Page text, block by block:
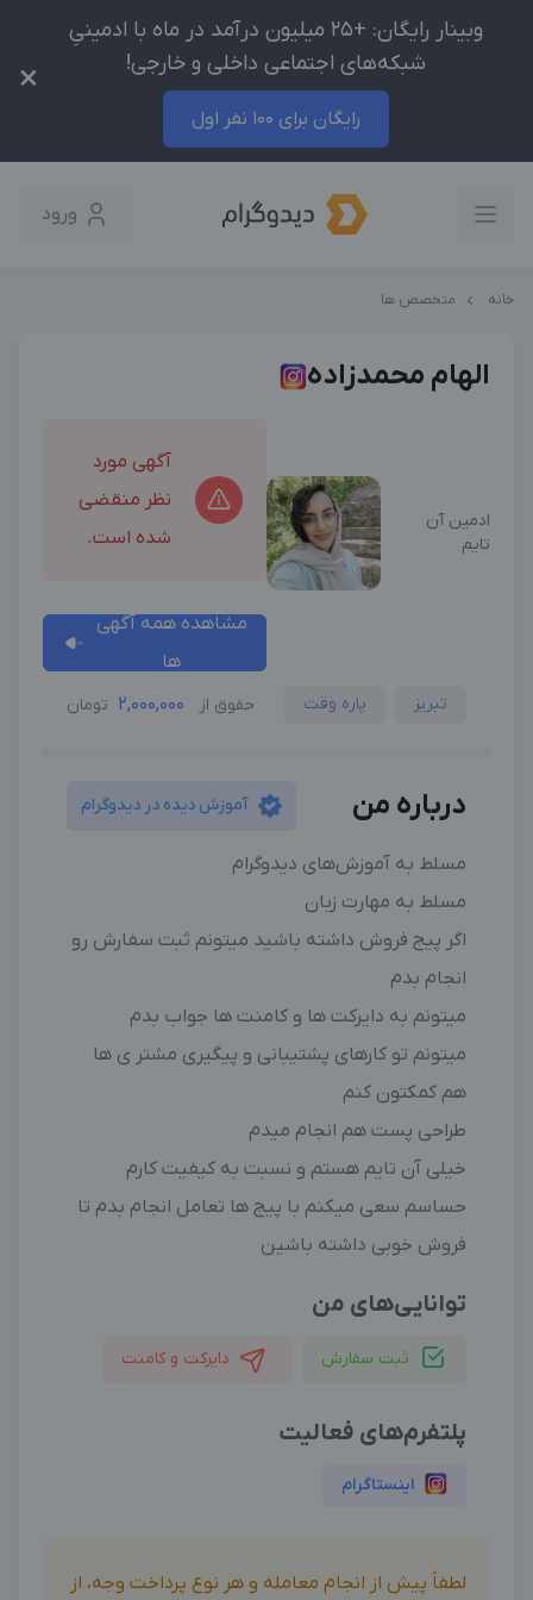
وبینار رایگان: +25 میلیون درآمد در ماه با ادمینیِ
شبکه‌های اجتماعی داخلی و خارجی!
رایگان برای 100 نفر اول
×
ورود
خانه متخصص ها
الهام محمدزاده
ادمین آن
تایم
آگهی مورد
نظر منقضی
شده است.
مشاهده همه آگهی
ها
تبریز پاره وقت حقوق از 2,000,000 تومان
درباره من آموزش دیده در دیدوگرام
مسلط به آموزش‌های دیدوگرام
مسلط به مهارت زبان
اگر پیج فروش داشته باشید میتونم ثبت سفارش رو
انجام بدم
میتونم به دایرکت ها و کامنت ها جواب بدم
میتونم تو کارهای پشتیبانی و پیگیری مشتر ی ها
هم کمکتون کنم
طراحی پست هم انجام میدم
خیلی آن تایم هستم و نسبت به کیفیت کارم
حساسم سعی میکنم با پیج ها تعامل انجام بدم تا
فروش خوبی داشته باشین
توانایی‌های من
ثبت سفارش دایرکت و کامنت
پلتفرم‌های فعالیت
اینستاگرام
لطفاً پیش از انجام معامله و هر نوع پرداخت وجه، از